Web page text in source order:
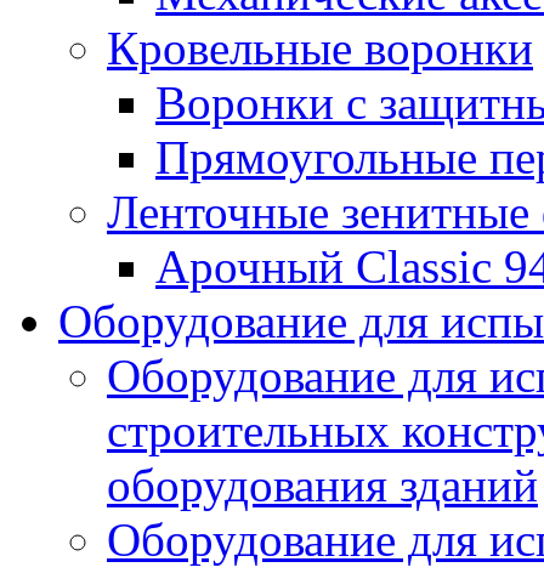
Кровельные воронки
Воронки с
Прямоугольные
Ленточные
Арочный Classic
Оборудование для
Оборудование для
строительных
оборудования зданий
Оборудование для